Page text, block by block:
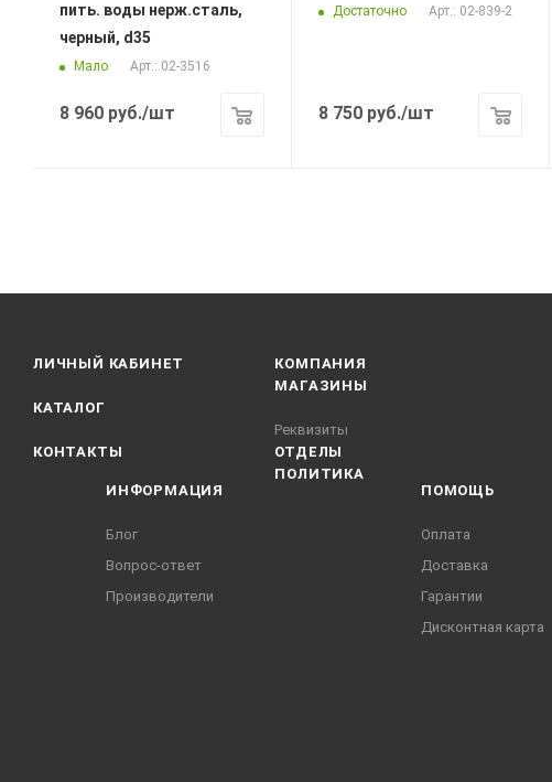
пить. воды нерж.сталь,
черный, d35
Мало Арт.: 02-3516
8 960 руб./шт
Достаточно Арт.: 02-839-2
8 750руб./шт
ЛИЧНЫЙ КАБИНЕТ
КАТАЛОГ
КОНТАКТЫ
КОМПАНИЯ
МАГАЗИНЫ
Реквизиты
ОТДЕЛЫ
ПОЛИТИКА
ИНФОРМАЦИЯ
Блог
Вопрос-ответ
Производители
ПОМОЩЬ
Оплата
Доставка
Гарантии
Дисконтная карта